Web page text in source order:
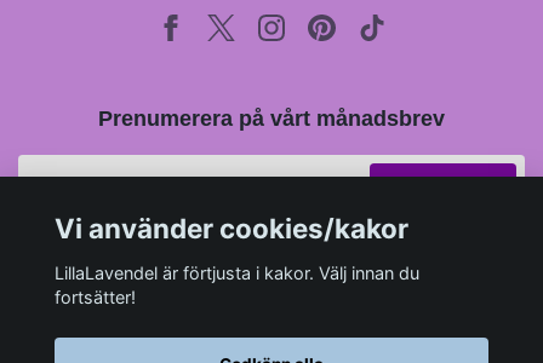
Prenumerera på vårt månadsbrev
Vi använder cookies/kakor
LillaLavendel är förtjusta i kakor. Välj innan du
fortsätter!